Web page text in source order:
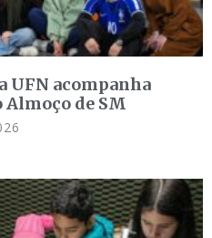
UFN acompanha
Almoço de SM